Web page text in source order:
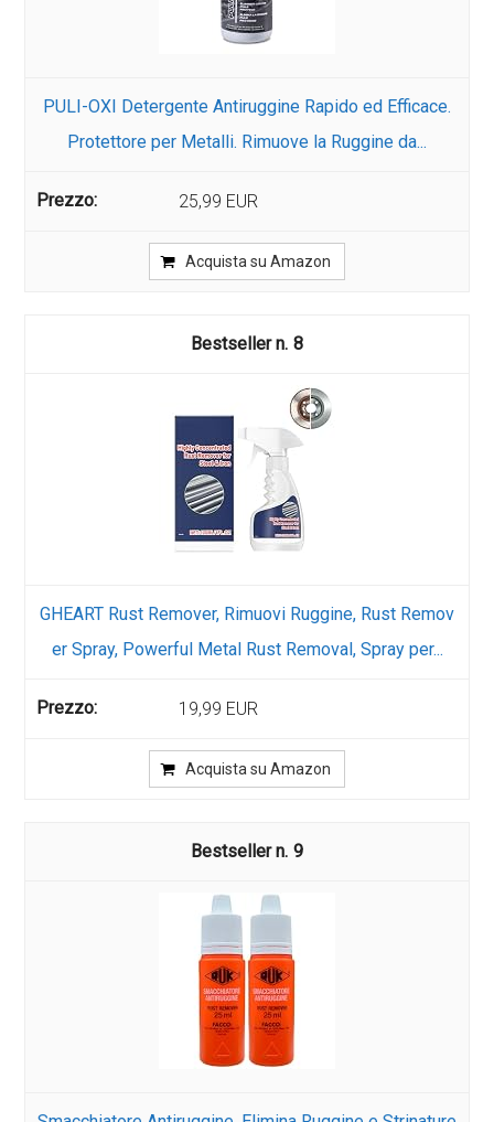
PULI-OXI Detergente Antiruggine Rapido ed Efficace.
Protettore per Metalli. Rimuove la Ruggine da...
25,99 EUR
Acquista su Amazon
8
GHEART Rust Remover, Rimuovi Ruggine, Rust Remov
er Spray, Powerful Metal Rust Removal, Spray per...
19,99 EUR
Acquista su Amazon
9